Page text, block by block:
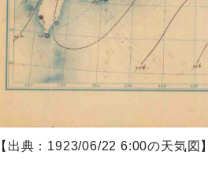
【出典：1923/06/22 6:00の天気図】